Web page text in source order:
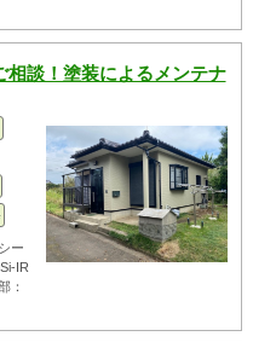
相談！塗装によるメンテナ
ー
IR
：